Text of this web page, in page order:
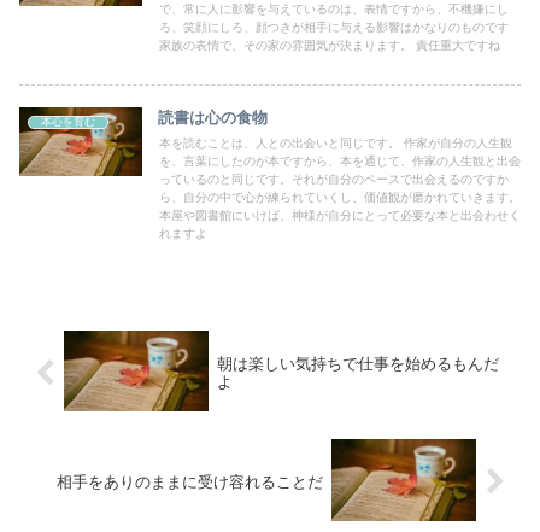
で、常に人に影響を与えているのは、表情ですから、不機嫌にし
ろ、笑顔にしろ、顔つきが相手に与える影響はかなりのものです
家族の表情で、その家の雰囲気が決まります。 責任重大ですね
本心を育む 読書は心の食物
本を読むことは、人との出会いと同じです。 作家が自分の人生観
を、言葉にしたのが本ですから、本を通じて、作家の人生観と出会
っているのと同じです。それが自分のペースで出会えるのですか
ら、自分の中で心が練られていくし、価値観が磨かれていきます。
本屋や図書館にいけば、神様が自分にとって必要な本と出会わせく
れますよ
朝は楽しい気持ちで仕事を始めるもんだ
よ
相手をありのままに受け容れることだ